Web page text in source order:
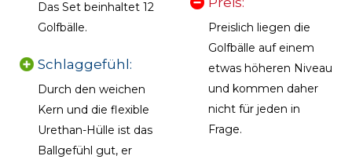
Das Set beinhaltet 12
Golfbälle.
Schlaggefühl:
Durch den weichen
Kern und die flexible
Urethan-Hülle ist das
Ballgefühl gut, er
Preislich liegen die
Golfbälle auf einem
etwas höheren Niveau
und kommen daher
nicht für jeden in
Frage.